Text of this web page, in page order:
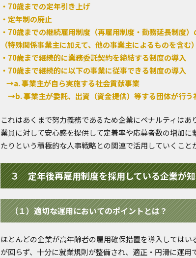
・70歳までの定年引き上げ
・定年制の廃止
・70歳までの継続雇用制度（再雇用制度・勤務延長制度）
（特殊関係事業主に加えて、他の事業主によるものを含む）
・70歳まで継続的に業務委託契約を締結する制度の導入
・70歳まで継続的に以下の事業に従事できる制度の導入
→a. 事業主が自ら実施する社会貢献事業
→b. 事業主が委託、出資（資金提供）等する団体が行う
これはあくまで努力義務であるため企業にペナルティは
業員に対して安心感を提供して定着率や応募者数の増加
たりという積極的な人事戦略との関連で活用していくこと
３ 定年後再雇用制度を採用している企業が
（１）適切な運用においてのポイントとは？
ほとんどの企業が高年齢者の雇用確保措置を導入しては
が回らず、十分に就業規則が整備され、適正・円滑に運用